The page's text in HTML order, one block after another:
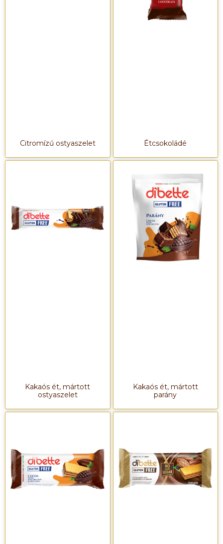
Citromízű ostyaszelet Étcsokoládé
Kakaós ét, mártott
ostyaszelet
Kakaós ét, mártott
parány